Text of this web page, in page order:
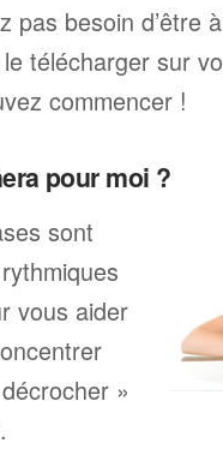
pas besoin d’être
télécharger sur
commencer !
pour moi ?
sont
vous aider
»